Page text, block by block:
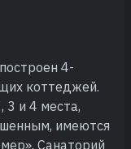
4-
коттеджей.
3 и 4 места,
имеются
Санаторий